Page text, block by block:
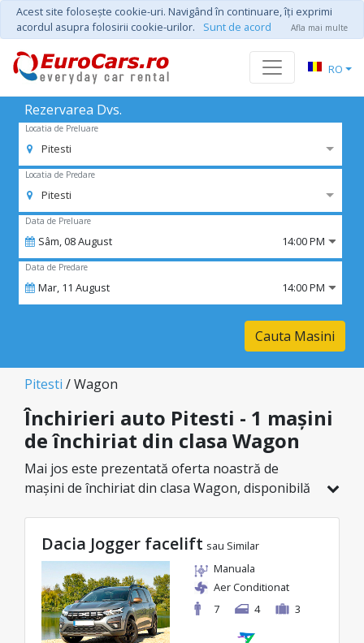
Acest site foloseşte cookie-uri. Navigând în continuare, îţi exprimi
acordul asupra folosirii cookie-urilor.
Sunt de acord Afla mai multe
RO
Rezervarea Dvs.
Locatia de Preluare
Pitesti
Locatia de Predare
Pitesti
Data de Preluare
Sâm,08August 14:00 PM
Data de Predare
Mar, 11 August 14:00 PM
Cauta Masini
Pitesti / Wagon
Închirieri auto Pitesti - 1 mașini
de închiriat din clasa Wagon
Mai jos este prezentată oferta noastră de
mașini de închiriat din clasa Wagon, disponibilă
categoria selectată, cu prețuri avantajoase ce
pornesc de la doar 83€/zi.
Dacia Jogger facelift sau Similar
Manuala
Aer Conditionat
7
4 3